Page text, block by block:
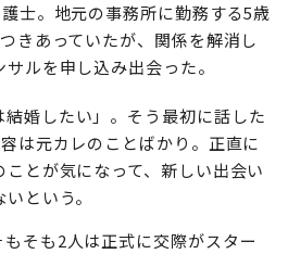
士。地元の事務所に勤務する5歳
きあっていたが、関係を解消し
ルを申し込み出会った。
婚したい」。そう最初に話した
は元カレのことばかり。正直に
ことが気になって、新しい出会い